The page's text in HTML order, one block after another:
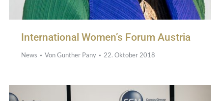
International Women’s Forum Austria
News VonGunther Pany 22. Oktober 2018